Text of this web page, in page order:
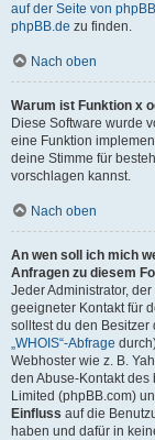
auf der Seite von
phpBB.de zu finden.
Nach oben
Warum ist Funktion x
Diese Software wurde
eine Funktion
deine Stimme für
vorschlagen kannst.
Nach oben
An wen soll ich mich
Anfragen zu diesem
Jeder Administrator,
geeigneter Kontakt für
solltest du den
„WHOIS“-Abfrage
Webhoster wie z. B.
den Abuse-Kontakt
Limited (phpBB.com)
Einfluss auf die
haben und dafür in